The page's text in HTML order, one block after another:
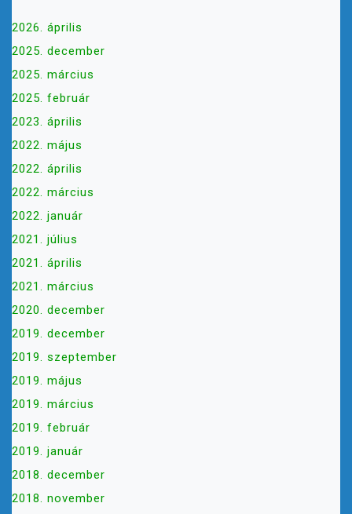
2026. április
2025. december
2025. március
2025. február
2023. április
2022. május
2022. április
2022. március
2022. január
2021. július
2021. április
2021. március
2020. december
2019. december
2019. szeptember
2019. május
2019. március
2019. február
2019. január
2018. december
2018. november